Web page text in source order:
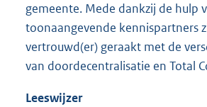
gemeente. Mede dankzij de hulp
toonaangevende kennispartners
vertrouwd(er) geraakt met de
van doordecentralisatie en Total
Leeswijzer